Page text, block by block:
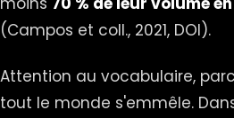
(Campos et coll., 2021, DOI).
Attention au vocabulaire,
tout le monde s'emmêle.